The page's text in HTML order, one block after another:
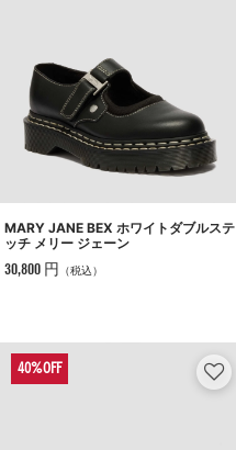
MARY JANE BEX ホワイトダブルステ
ッチ メリー ジェーン
30,800 円 （税込）